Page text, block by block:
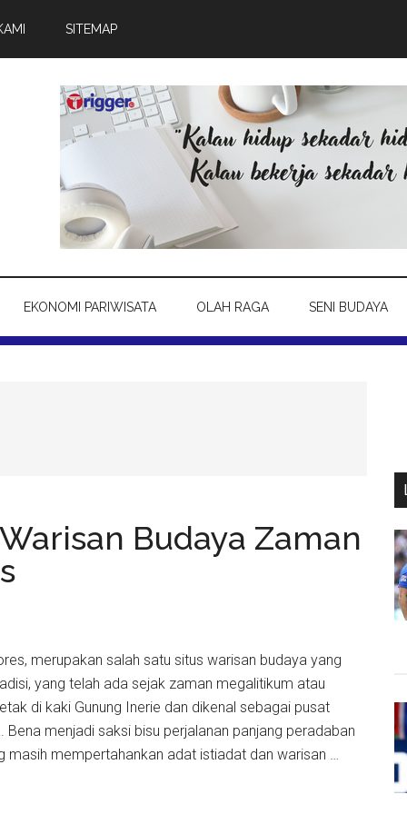
SITEMAP
EKONOMI PARIWISATA OLAH RAGA SENI BUDAYA
Budaya Zaman
merupakan salah satu situs warisan budaya yang
yang telah ada sejak zaman megalitikum atau
di kaki Gunung Inerie dan dikenal sebagai pusat
Bena menjadi saksi bisu perjalanan panjang peradaban
masih mempertahankan adat istiadat dan warisan …